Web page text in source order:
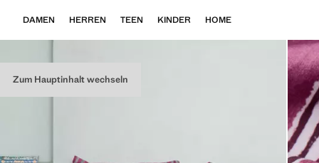
Zum Hauptinhalt wechseln
DAMEN HERREN TEEN KINDER HOME